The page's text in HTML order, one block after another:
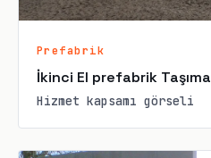
Prefabrik
İkinci El prefabrik Taşıma
Hizmet kapsamı görseli